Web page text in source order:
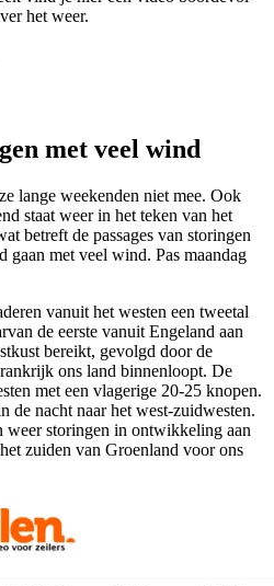
het weer.
met veel wind
lange weekenden niet mee. Ook
staat weer in het teken van het
betreft de passages van storingen
gaan met veel wind. Pas maandag
vanuit het westen een tweetal
de eerste vanuit Engeland aan
bereikt, gevolgd door de
ons land binnenloopt. De
met een vlagerige 20-25 knopen.
de nacht naar het west-zuidwesten.
weer storingen in ontwikkeling aan
zuiden van Groenland voor ons